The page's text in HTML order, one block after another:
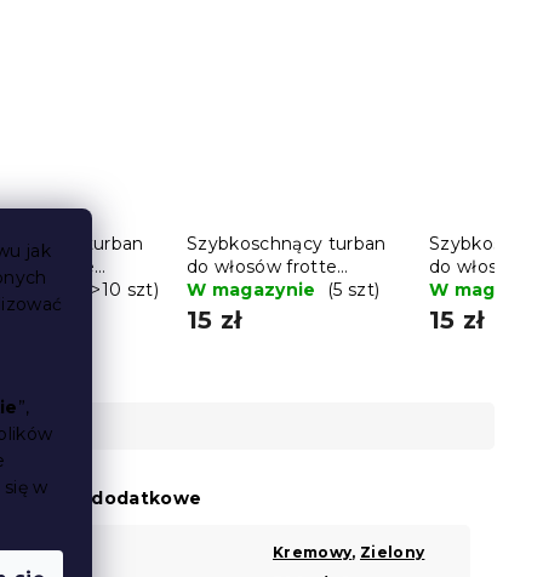
jak
”,
w
turban
frotte
100%
(>10 szt)
Szybkoschnący turban
do włosów frotte
ciemnoszary, 100%
bawełna
W magazynie (5 szt)
15 zł
do włosów
100%
W
15 zł
dodatkowe
? Kolor Kremowy, Zielony